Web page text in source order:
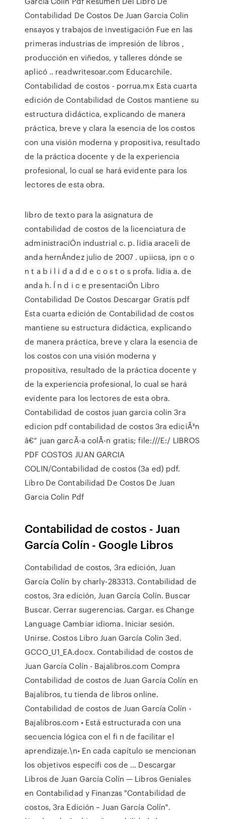
Contabilidad De Costos De Juan Garcia Colin
ensayos y trabajos de investigación Fue en las
primeras industrias de impresión de libros ,
producción en viñedos, y talleres dónde se
aplicó .. readwritesoar.com Educarchile.
Contabilidad de costos - porrua.mx Esta cuarta
edición de Contabilidad de Costos mantiene su
estructura didáctica, explicando de manera
práctica, breve y clara la esencia de los costos
con una visión moderna y propositiva, resultado
de la práctica docente y de la experiencia
profesional, lo cual se hará evidente para los
lectores de esta obra.
libro de texto para la asignatura de
contabilidad de costos de la licenciatura de
administraciÓn industrial c. p. lidia araceli de
anda hernÁndez julio de 2007 . upiicsa, ipn c o
n t a b i l i d a d d e c o s t o s profa. lidia a. de
anda h. Í n d i c e presentaciÓn Libro
Contabilidad De Costos Descargar Gratis pdf
Esta cuarta edición de Contabilidad de costos
mantiene su estructura didáctica, explicando
de manera práctica, breve y clara la esencia de
los costos con una visión moderna y
propositiva, resultado de la práctica docente y
de la experiencia profesional, lo cual se hará
evidente para los lectores de esta obra.
Contabilidad de costos juan garcia colin 3ra
edicion pdf contabilidad de costos 3ra ediciÃ³n
â€“ juan garcÃ-a colÃ-n gratis; file:///E:/ LIBROS
PDF COSTOS JUAN GARCIA
COLIN/Contabilidad de costos (3a ed) pdf.
Libro De Contabilidad De Costos De Juan
Garcia Colin Pdf
Contabilidad de costos - Juan
García Colín - Google Libros
Contabilidad de costos, 3ra edición, Juan
García Colín by charly-283313. Contabilidad de
costos, 3ra edición, Juan García Colín. Buscar
Buscar. Cerrar sugerencias. Cargar. es Change
Language Cambiar idioma. Iniciar sesión.
Unirse. Costos Libro Juan García Colin 3ed.
GCCO_U1_EA.docx. Contabilidad de costos de
Juan García Colín - Bajalibros.com Compra
Contabilidad de costos de Juan García Colín en
Bajalibros, tu tienda de libros online.
Contabilidad de costos de Juan García Colín -
Bajalibros.com • Está estructurada con una
secuencia lógica con el fi n de facilitar el
aprendizaje.\n• En cada capítulo se mencionan
los objetivos específi cos de … Descargar
Libros de Juan García Colín — Libros Geniales
en Contabilidad y Finanzas "Contabilidad de
costos, 3ra Edición – Juan García Colín".